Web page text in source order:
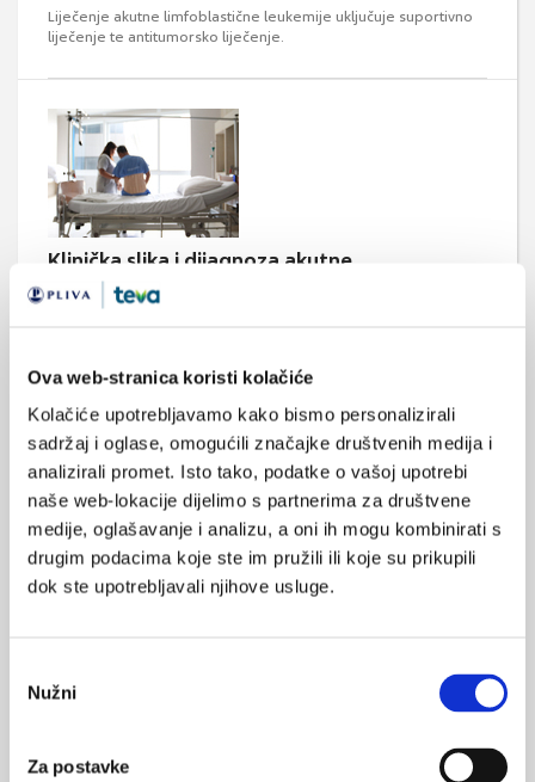
Ova web-stranica koristi kolačiće
Kolačiće upotrebljavamo kako bismo personalizirali
sadržaj i oglase, omogućili značajke društvenih medija i
analizirali promet. Isto tako, podatke o vašoj upotrebi
naše web-lokacije dijelimo s partnerima za društvene
medije, oglašavanje i analizu, a oni ih mogu kombinirati s
drugim podacima koje ste im pružili ili koje su prikupili
dok ste upotrebljavali njihove usluge.
pristanka
Nužni
Za postavke
Liječenje akutne limfoblastične leukemije uključuje suportivno
liječenje te antitumorsko liječenje.
Klinička slika i dijagnoza akutne
limfoblastične leukemije
Najčešći simptomi (u oko 50% slučajeva) su povišena tjelesna
anemije i trombocitopenije (koja može izazvati petehijalna
ili leukopenija ili leukocitoza (kod leukocitoze ili urednog broja
leukocita je broj ...
limfoblastične leukemije
Supresija normalne hematopoeze dovodi do afunkcije koštane
promjena zbog anemije i pojačanom sklonosti infekcijama.
Simptomi ovise i o sijelu infiltracije malignih stanica.